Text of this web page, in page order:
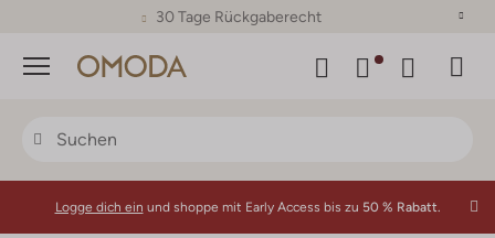
30 Tage Rückgaberecht
Menü
Logge dich ein und shoppe mit Early Access bis zu 50 % Rabatt.